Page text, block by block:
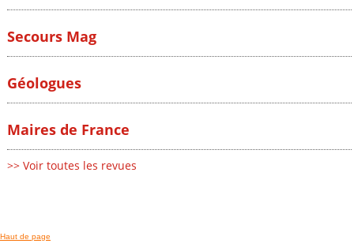
Secours Mag
Géologues
Maires de France
>> Voir toutes les revues
Haut de page